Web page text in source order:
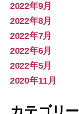
2022年9月
2022年8月
2022年7月
2022年6月
2022年5月
2020年11月